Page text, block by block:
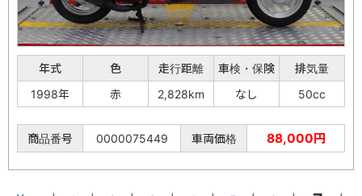
年式 色 走行距離 車検・保険
排気量
1998年
赤 2,828km なし 50cc
商品番号 0000075449 車両価格 88,000円